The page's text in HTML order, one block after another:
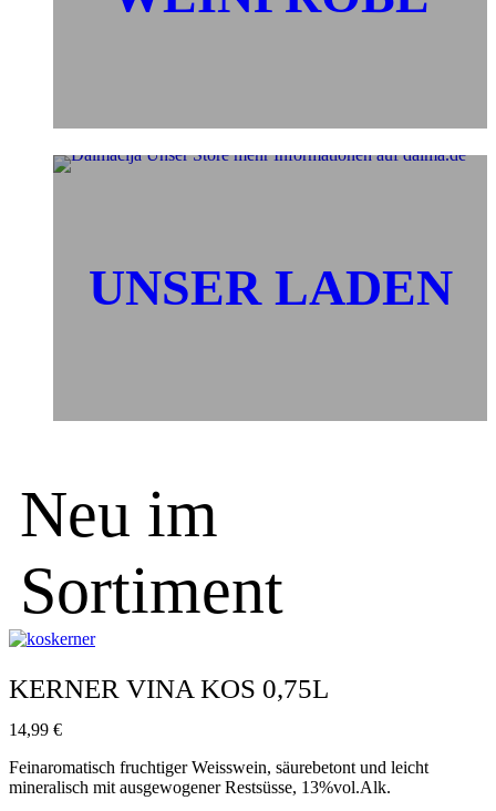
UNSER LADEN
Neu im
Sortiment
KERNER VINA KOS 0,75L
14,99 €
Feinaromatisch fruchtiger Weisswein, säurebetont und leicht
mineralisch mit ausgewogener Restsüsse, 13%vol.Alk.